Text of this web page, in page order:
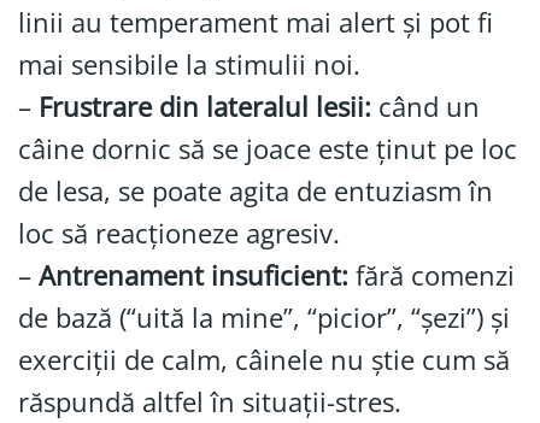
linii au temperament mai alert și pot fi
mai sensibile la stimulii noi.
– Frustrare din lateralul lesii: când un
câine dornic să se joace este ținut pe loc
de lesa, se poate agita de entuziasm în
loc să reacționeze agresiv.
–Antrenament insuficient: fără comenzi
de bază (“uită la mine”, “picior”, “șezi”) și
exerciții de calm, câinele nu știe cum să
răspundă altfel în situații-stres.